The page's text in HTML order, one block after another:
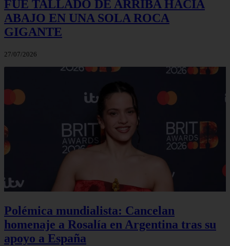
FUE TALLADO DE ARRIBA HACIA
ABAJO EN UNA SOLA ROCA
GIGANTE
27/07/2026
Polémica mundialista: Cancelan
homenaje a Rosalía en Argentina tras su
apoyo a España